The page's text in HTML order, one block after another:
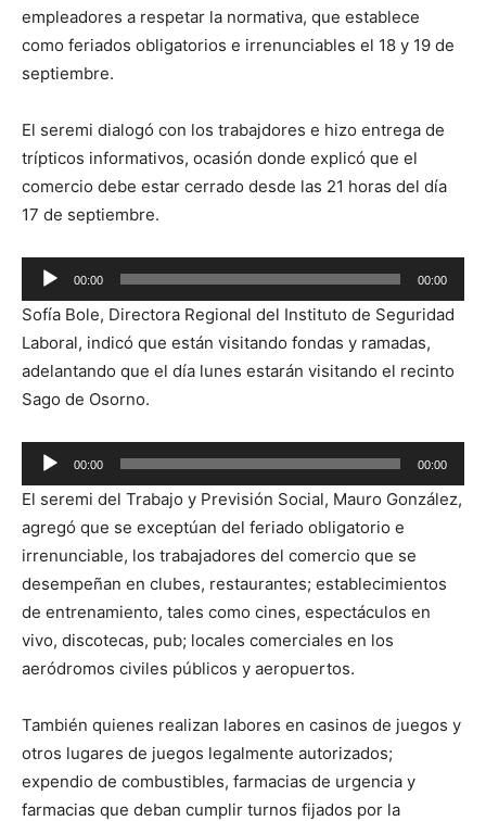
empleadores a respetar la normativa, que establece
como feriados obligatorios e irrenunciables el 18 y 19 de
septiembre.
El seremi dialogó con los trabajdores e hizo entrega de
trípticos informativos, ocasión donde explicó que el
comercio debe estar cerrado desde las 21 horas del día
17 de septiembre.
Reproductor
de
audio
00:00 00:00
Sofía Bole, Directora Regional del Instituto de Seguridad
Laboral, indicó que están visitando fondas y ramadas,
adelantando que el día lunes estarán visitando el recinto
Sago de Osorno.
Reproductor
de
audio
00:00 00:00
El seremi del Trabajo y Previsión Social, Mauro González,
agregó que se exceptúan del feriado obligatorio e
irrenunciable, los trabajadores del comercio que se
desempeñan en clubes, restaurantes; establecimientos
de entrenamiento, tales como cines, espectáculos en
vivo, discotecas, pub; locales comerciales en los
aeródromos civiles públicos y aeropuertos.
También quienes realizan labores en casinos de juegos y
otros lugares de juegos legalmente autorizados;
expendio de combustibles, farmacias de urgencia y
farmacias que deban cumplir turnos fijados por la